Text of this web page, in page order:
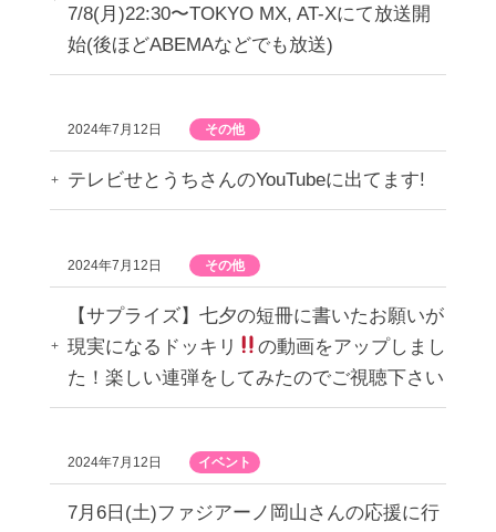
7/8(月)22:30〜TOKYO MX, AT-Xにて放送開
始(後ほどABEMAなどでも放送)
2024年7月12日 その他
テレビせとうちさんのYouTubeに出てます!
2024年7月12日 その他
【サプライズ】七夕の短冊に書いたお願いが
現実になるドッキリ
の動画をアップしまし
た！楽しい連弾をしてみたのでご視聴下さい
2024年7月12日 イベント
7月6日(土)ファジアーノ岡山さんの応援に行